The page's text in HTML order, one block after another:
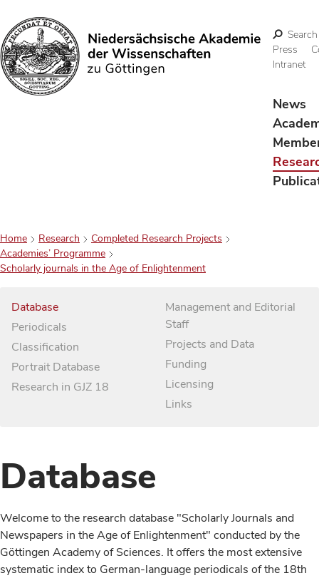
Search
Search
Press
Intranet
News
Home Research
Completed Research Projects
Academies’ Programme
Scholarly journals in the Age of Enlightenment
Database
Periodicals
Classification
Portrait Database
Research in GJZ 18
Management and Editorial
Staff
Projects and Data
Funding
Licensing
Links
Database
Welcome to the research database "Scholarly Journals and
Newspapers in the Age of Enlightenment" conducted by the
Göttingen Academy of Sciences. It offers the most extensive
systematic index to German-language periodicals of the 18th